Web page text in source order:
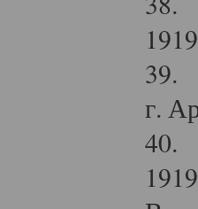
39.
г.
40.